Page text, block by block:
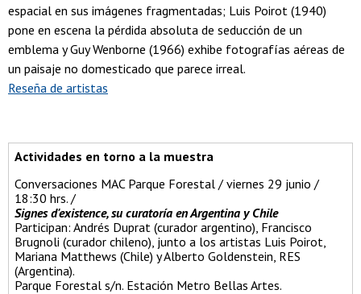
espacial en sus imágenes fragmentadas; Luis Poirot (1940)
pone en escena la pérdida absoluta de seducción de un
emblema y Guy Wenborne (1966) exhibe fotografías aéreas de
un paisaje no domesticado que parece irreal.
Reseña de artistas
Actividades en torno a la muestra
Conversaciones MAC Parque Forestal / viernes 29 junio /
18:30 hrs. /
Signes d'existence, su curatoría en Argentina y Chile
Participan: Andrés Duprat (curador argentino), Francisco
Brugnoli (curador chileno), junto a los artistas Luis Poirot,
Mariana Matthews (Chile) y Alberto Goldenstein, RES
(Argentina).
Parque Forestal s/n. Estación Metro Bellas Artes.